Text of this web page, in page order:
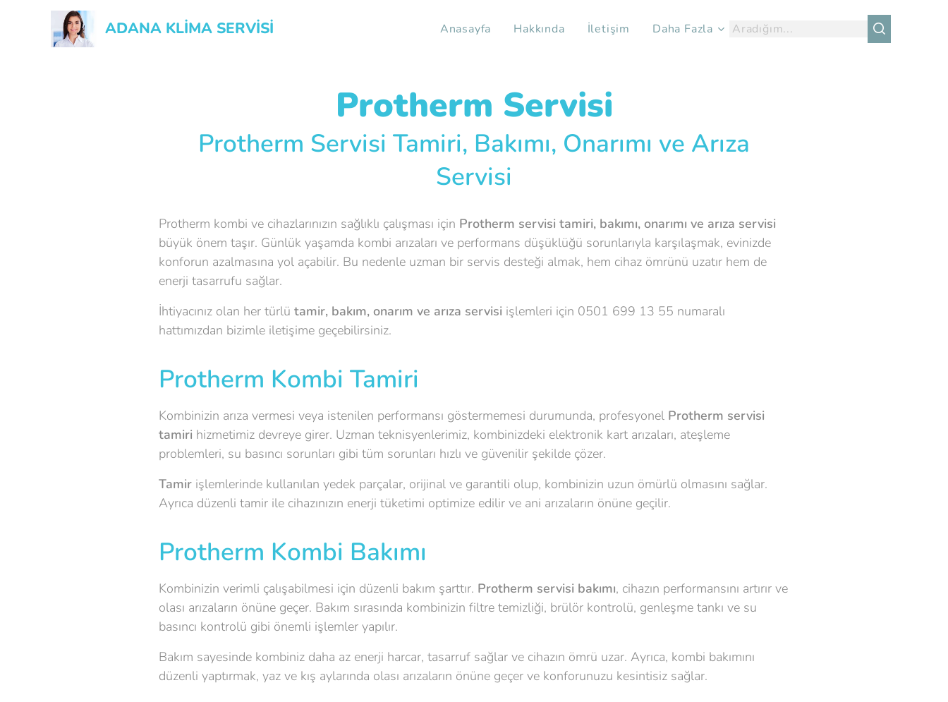
ADANA KLİMA SERVİSİ Anasayfa Hakkında İletişim Daha Fazla
Protherm Servisi
Protherm Servisi Tamiri, Bakımı, Onarımı ve Arıza
Servisi
Protherm kombi ve cihazlarınızın sağlıklı çalışması için Protherm servisi tamiri, bakımı, onarımı ve arıza servisi
büyük önem taşır. Günlük yaşamda kombi arızaları ve performans düşüklüğü sorunlarıyla karşılaşmak, evinizde
konforun azalmasına yol açabilir. Bu nedenle uzman bir servis desteği almak, hem cihaz ömrünü uzatır hem de
enerji tasarrufu sağlar.
İhtiyacınız olan her türlü tamir, bakım, onarım ve arıza servisi işlemleri için 0501 699 13 55 numaralı
hattımızdan bizimle iletişime geçebilirsiniz.
Protherm Kombi Tamiri
Kombinizin arıza vermesi veya istenilen performansı göstermemesi durumunda, profesyonel Protherm servisi
tamiri hizmetimiz devreye girer. Uzman teknisyenlerimiz, kombinizdeki elektronik kart arızaları, ateşleme
problemleri, su basıncı sorunları gibi tüm sorunları hızlı ve güvenilir şekilde çözer.
Tamirişlemlerinde kullanılan yedek parçalar, orijinal ve garantili olup, kombinizin uzun ömürlü olmasını sağlar.
Ayrıca düzenli tamir ile cihazınızın enerji tüketimi optimize edilir ve ani arızaların önüne geçilir.
Protherm Kombi Bakımı
Kombinizin verimli çalışabilmesi için düzenli bakım şarttır. Protherm servisi bakımı, cihazın performansını artırır ve
olası arızaların önüne geçer. Bakım sırasında kombinizin filtre temizliği, brülör kontrolü, genleşme tankı ve su
basıncı kontrolü gibi önemli işlemler yapılır.
Bakım sayesinde kombiniz daha az enerji harcar, tasarruf sağlar ve cihazın ömrü uzar. Ayrıca, kombi bakımını
düzenli yaptırmak, yaz ve kış aylarında olası arızaların önüne geçer ve konforunuzu kesintisiz sağlar.